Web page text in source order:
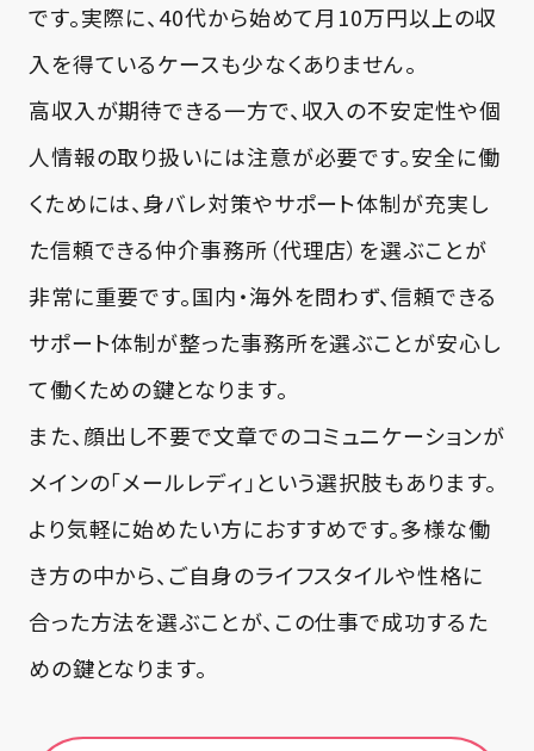
です。実際に、40代から始めて月10万円以上の収
入を得ているケースも少なくありません。
高収入が期待できる一方で、収入の不安定性や個
人情報の取り扱いには注意が必要です。安全に働
くためには、身バレ対策やサポート体制が充実し
た信頼できる仲介事務所（代理店）を選ぶことが
非常に重要です。国内・海外を問わず、信頼できる
サポート体制が整った事務所を選ぶことが安心し
て働くための鍵となります。
また、顔出し不要で文章でのコミュニケーションが
メインの「メールレディ」という選択肢もあります。
より気軽に始めたい方におすすめです。多様な働
き方の中から、ご自身のライフスタイルや性格に
合った方法を選ぶことが、この仕事で成功するた
めの鍵となります。